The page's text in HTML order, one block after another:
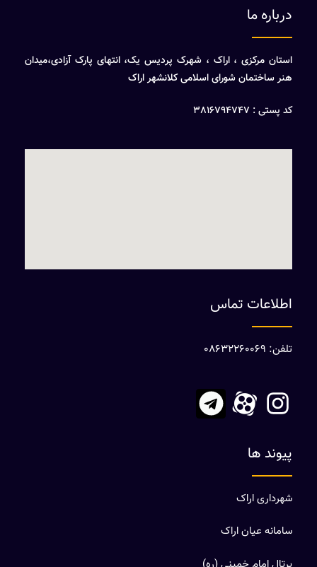
درباره ما
استان مرکزی ، اراک ، شهرک پردیس یک، انتهای پارک آزادی،میدان
هنر ساختمان شورای اسلامی کلانشهر اراک
کد پستی : 3816794747
اطلاعات تماس
تلفن: 08632260069
پیوند ها
شهرداری اراک
سامانه عیان اراک